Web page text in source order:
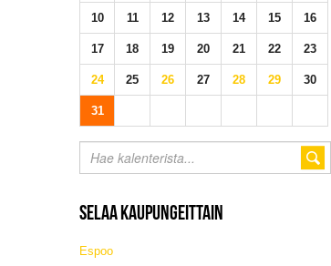
10 11 12 13 14 15 16
17 18 19 20 21 22 23
24 25 26 27 28 29 30
31
SELAA KAUPUNGEITTAIN
Espoo